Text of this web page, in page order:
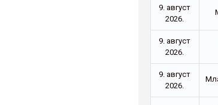
9. август
2026.
9. август
2026.
9. август
2026.